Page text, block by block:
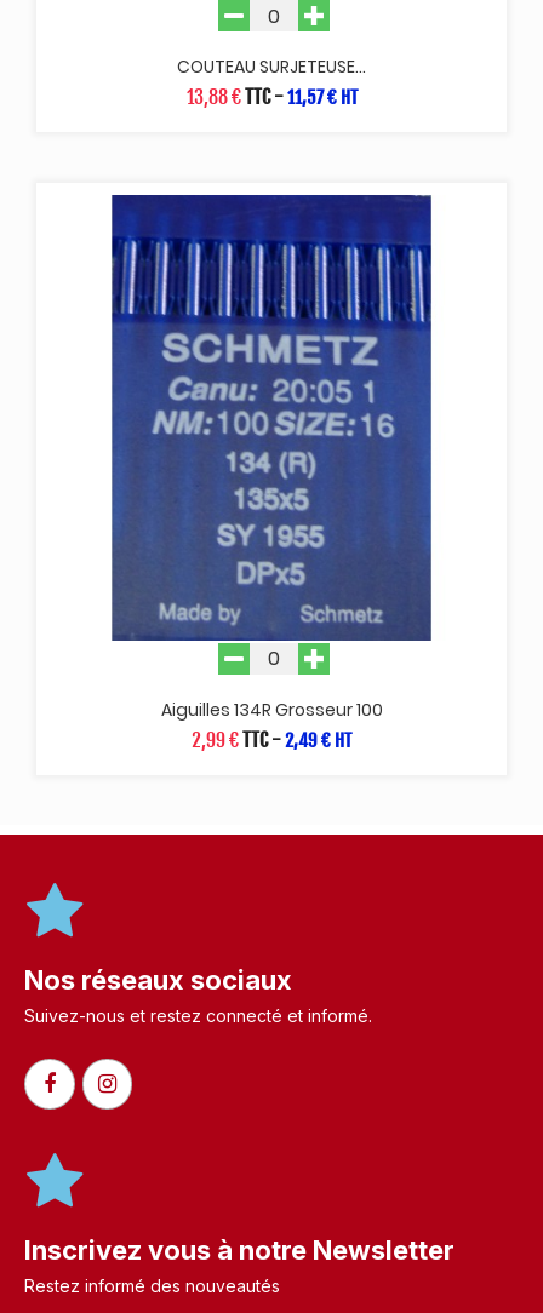
COUTEAU SURJETEUSE...
13,88 €TTC-11,57 € HT
Aiguilles 134R Grosseur 100
2,99 €TTC-2,49 € HT
Nos réseaux sociaux
Suivez-nous et restez connecté et informé.​
Inscrivez vous à notre Newsletter
Restez informé des nouveautés